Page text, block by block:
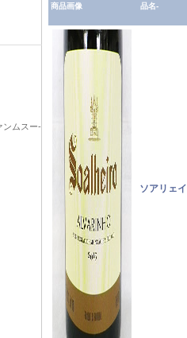
ンムスー-
商品画像 品名-
ソアリェ